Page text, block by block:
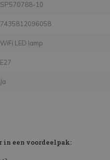
SP570788-10
7435812096058
WiFi LED lamp
E27
Ja
een voordeelpak: